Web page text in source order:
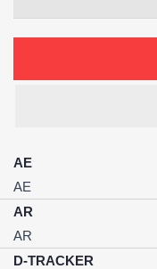
AE
AE
AR
AR
D-TRACKER